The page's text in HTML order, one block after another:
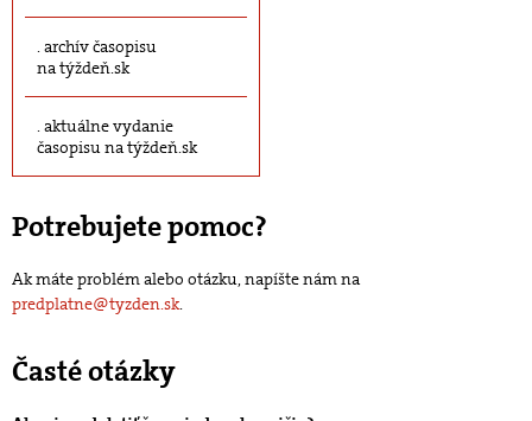
archív časopisu
na týždeň.sk
aktuálne vydanie
časopisu na týždeň.sk
Potrebujete pomoc?
Ak máte problém alebo otázku, napíšte nám na
predplatne@tyzden.sk.
Časté otázky